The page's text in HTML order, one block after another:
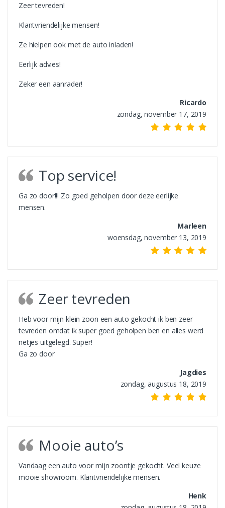
Zeer tevreden!
Klantvriendelijke mensen!
Ze hielpen ook met de auto inladen!
Eerlijk advies!
Zeker een aanrader!
Ricardo
zondag, november 17, 2019
Top service!
Ga zo door!!! Zo goed geholpen door deze eerlijke
mensen.
Marleen
woensdag, november 13, 2019
Zeer tevreden
Heb voor mijn klein zoon een auto gekocht ik ben zeer
tevreden omdat ik super goed geholpen ben en alles werd
netjes uitgelegd. Super!
Ga zo door
Jagdies
zondag, augustus 18, 2019
Mooie auto’s
Vandaag een auto voor mijn zoontje gekocht. Veel keuze
mooie showroom. Klantvriendelijke mensen.
Henk